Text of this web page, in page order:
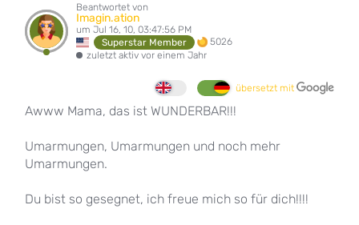
Beantwortet von
Imagin.ation
um Jul 16, 10, 03:47:56 PM
Superstar Member
5026
zuletzt aktiv vor einem Jahr
übersetzt mit
Awww Mama, das ist WUNDERBAR!!!
Umarmungen, Umarmungen und noch mehr
Umarmungen.
Du bist so gesegnet, ich freue mich so für dich!!!!